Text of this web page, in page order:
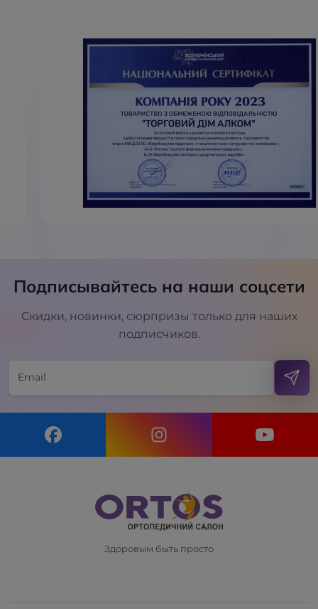
Подписывайтесь на наши соцсети
Скидки, новинки, сюрпризы только для наших
подписчиков.
Здоровым быть просто